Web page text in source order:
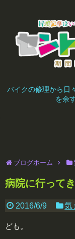
バイクの修理から日
を余
ブログホーム
病院に行って
2016/6/9 気
ども。